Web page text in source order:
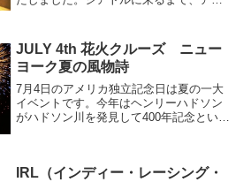
仲間入りです。ムムッ、街中に飾られ
る“12”のフ...
JULY 4th 花火クルーズ ニュー
ヨーク夏の風物詩
7月4日のアメリカ独立記念日は夏の一大
イベントです。今年はヘンリーハドソン
がハドソン川を発見して400年記念という
て、乗船です。...
IRL（インディー・レーシング・